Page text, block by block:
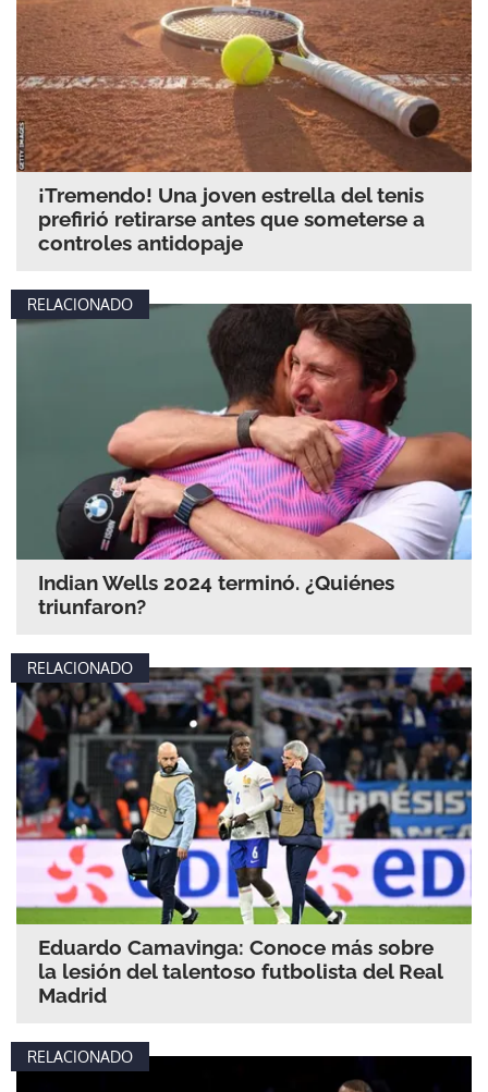
¡Tremendo! Una joven estrella del tenis
prefirió retirarse antes que someterse a
controles antidopaje
RELACIONADO
Indian Wells 2024 terminó. ¿Quiénes
triunfaron?
RELACIONADO
Eduardo Camavinga: Conoce más sobre
la lesión del talentoso futbolista del Real
Madrid
RELACIONADO